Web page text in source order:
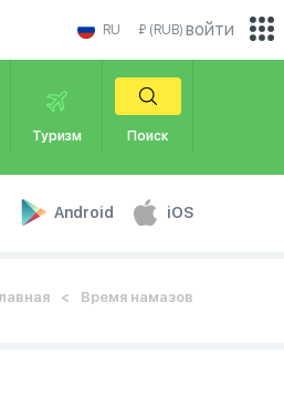
RU ₽ (RUB)
Туризм Поиск
Android iOS
войти
Время намазов